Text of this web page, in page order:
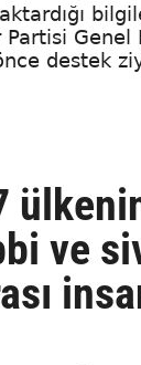
Genel
destek
ve